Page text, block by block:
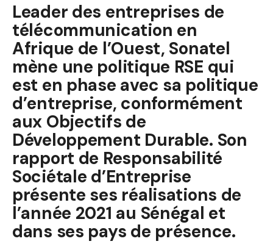
Leader des entreprises de
télécommunication en
Afrique de l’Ouest, Sonatel
mène une politique RSE qui
est en phase avec sa politique
d’entreprise, conformément
aux Objectifs de
Développement Durable. Son
rapport de Responsabilité
Sociétale d’Entreprise
présente ses réalisations de
l’année 2021 au Sénégal et
dans ses pays de présence.